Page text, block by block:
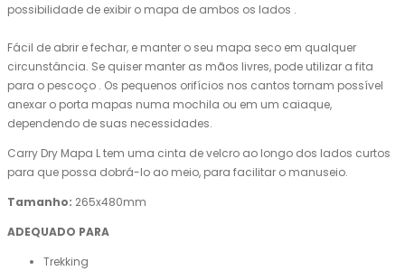
possibilidade de exibir o mapa de ambos os lados .
Fácil de abrir e fechar, e manter o seu mapa seco em qualquer
circunstância. Se quiser manter as mãos livres, pode utilizar a fita
para o pescoço . Os pequenos orifícios nos cantos tornam possível
anexar o porta mapas numa mochila ou em um caiaque,
dependendo de suas necessidades.
Carry Dry Mapa Ltem uma cinta develcro ao longo dos lados curtos
para que possa dobrá-lo ao meio, para facilitar o manuseio.
Tamanho: 265x480mm
ADEQUADO PARA
Trekking